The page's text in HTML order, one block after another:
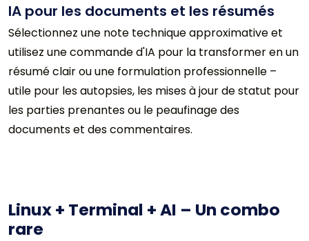
IA pour les documents et les résumés
Sélectionnez une note technique approximative et
utilisez une commande d'IA pour la transformer en un
résumé clair ou une formulation professionnelle –
utile pour les autopsies, les mises à jour de statut pour
les parties prenantes ou le peaufinage des
documents et des commentaires.
Linux + Terminal + AI – Un combo
rare